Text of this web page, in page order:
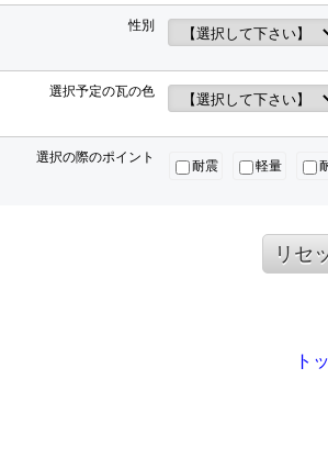
性別
選択予定の瓦の色
選択の際のポイント
耐震 軽量
リセ
ト